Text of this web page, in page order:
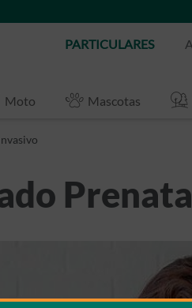
PARTICULARES
Moto Mascotas